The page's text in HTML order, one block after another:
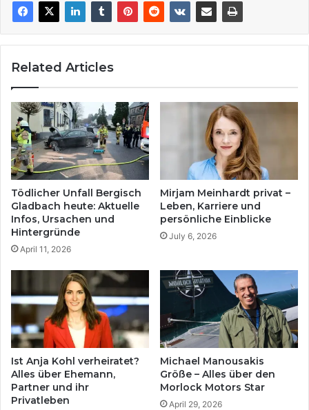
Related Articles
Tödlicher Unfall Bergisch
Gladbach heute: Aktuelle
Infos, Ursachen und
Hintergründe
April 11, 2026
Mirjam Meinhardt privat –
Leben, Karriere und
persönliche Einblicke
July 6, 2026
Ist Anja Kohl verheiratet?
Alles über Ehemann,
Partner und ihr
Privatleben
Michael Manousakis
Größe – Alles über den
Morlock Motors Star
April 29, 2026